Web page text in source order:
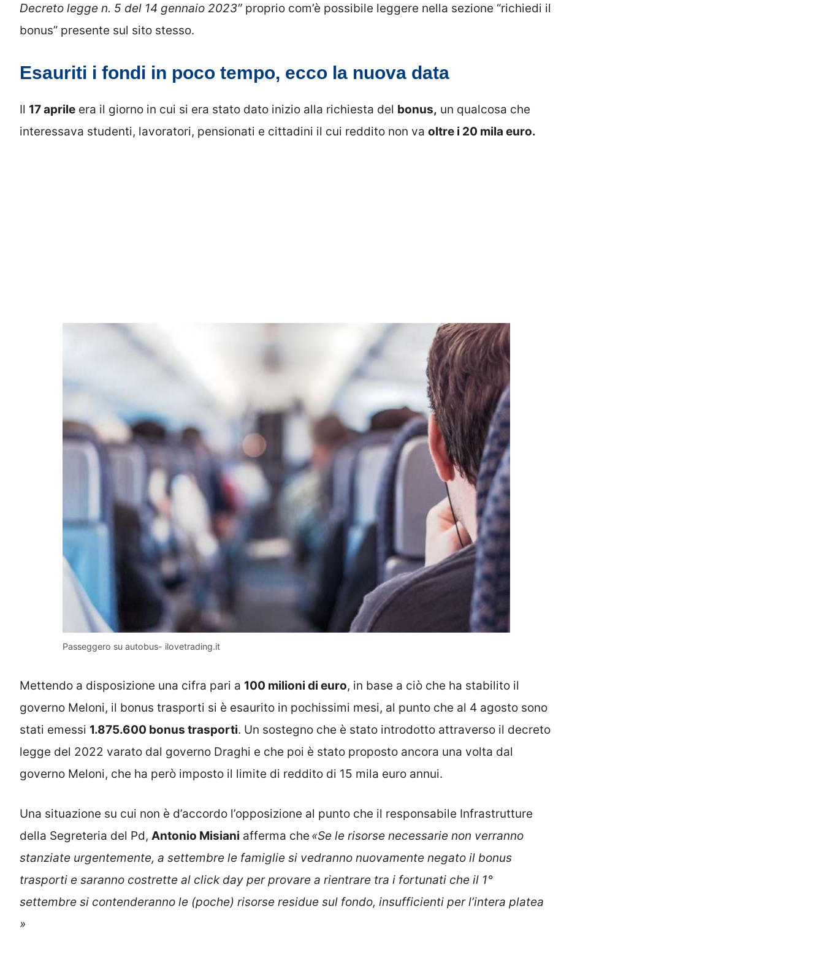
Decreto legge n. 5 del 14 gennaio 2023″ proprio com’è possibile leggere nella sezione “richiedi il
bonus” presente sul sito stesso.
Esauriti i fondi in poco tempo, ecco la nuova data
Il 17 aprile era il giorno in cui si era stato dato inizio alla richiesta del bonus, un qualcosa che
interessava studenti, lavoratori, pensionati e cittadini il cui reddito non va oltre i 20 mila euro.
Passeggero su autobus- ilovetrading.it
Mettendo a disposizione una cifra pari a 100 milioni di euro, in base a ciò che ha stabilito il
governo Meloni, il bonus trasporti si è esaurito in pochissimi mesi, al punto che al 4 agosto sono
stati emessi 1.875.600 bonus trasporti. Un sostegno che è stato introdotto attraverso il decreto
legge del 2022 varato dal governo Draghi e che poi è stato proposto ancora una volta dal
governo Meloni, che ha però imposto il limite di reddito di 15 mila euro annui.
Una situazione su cui non è d’accordo l’opposizione al punto che il responsabile Infrastrutture
della Segreteria del Pd, Antonio Misiani afferma che «Se le risorse necessarie non verranno
stanziate urgentemente, a settembre le famiglie si vedranno nuovamente negato il bonus
trasporti e saranno costrette al click day per provare a rientrare tra i fortunati che il 1°
settembre si contenderanno le (poche) risorse residue sul fondo, insufficienti per l’intera platea
»